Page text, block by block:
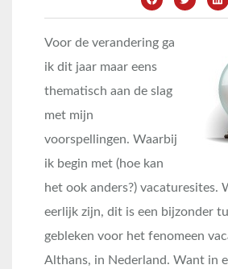
Voor de verandering ga
ik dit jaar maar eens
thematisch aan de slag
met mijn
voorspellingen. Waarbij
ik begin met (hoe kan
het ook anders?) vacaturesites.
eerlijk zijn, dit is een bijzonder
gebleken voor het fenomeen
Althans, in Nederland. Want in